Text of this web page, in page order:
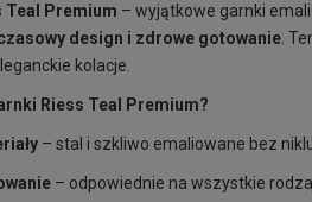
Teal Premium – wyjątkowe garnki
design i zdrowe gotowanie .
kolacje.
Riess Teal Premium?
– stal i szkliwo emaliowane bez
– odpowiednie na wszystkie